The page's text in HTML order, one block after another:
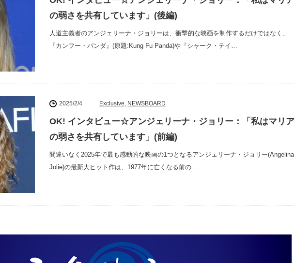
の弱さを共有しています」(後編)
人道主義者のアンジェリーナ・ジョリーは、衝撃的な映画を制作するだけではなく、
『カンフー・パンダ』(原題:Kung Fu Panda)や『シャーク・テイ…
2025/2/4 Exclusive, NEWSBOARD
OK! インタビュー☆アンジェリーナ・ジョリー：「私はマリア
の弱さを共有しています」(前編)
間違いなく2025年で最も感動的な映画の1つとなるアンジェリーナ・ジョリー(Angelina
Jolie)の最新大ヒット作は、1977年に亡くなる前の…